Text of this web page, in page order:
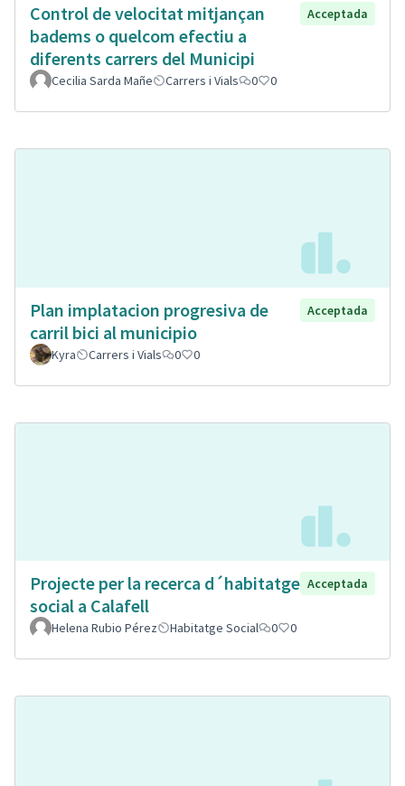
Control de velocitat mitjançan
badems o quelcom efectiu a
diferents carrers del Municipi
Acceptada
Cecilia Sarda Mañe Carrers i Vials 0 0
Plan implatacion progresiva de
carril bici al municipio
Acceptada
Kyra Carrers i Vials 0 0
Projecte per la recerca d´habitatge
social a Calafell
Acceptada
Helena Rubio Pérez Habitatge Social 0 0